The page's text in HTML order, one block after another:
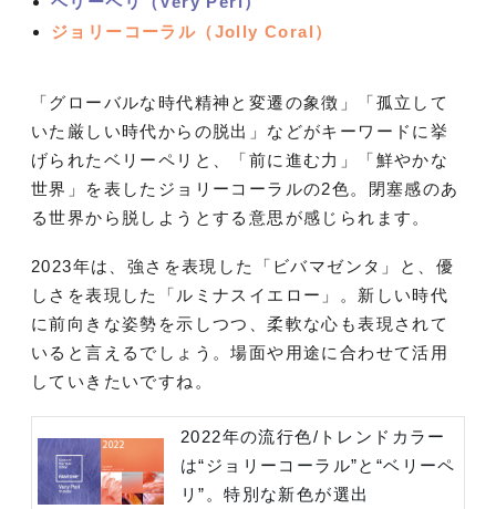
ジョリーコーラル（Jolly Coral）
「グローバルな時代精神と変遷の象徴」「孤立して
いた厳しい時代からの脱出」などがキーワードに挙
げられたベリーペリと、「前に進む力」「鮮やかな
世界」を表したジョリーコーラルの2色。閉塞感のあ
る世界から脱しようとする意思が感じられます。
2023年は、強さを表現した「ビバマゼンタ」と、優
しさを表現した「ルミナスイエロー」。新しい時代
に前向きな姿勢を示しつつ、柔軟な心も表現されて
いると言えるでしょう。場面や用途に合わせて活用
していきたいですね。
2022年の流行色/トレンドカラー
は“ジョリーコーラル”と“ベリーペ
リ”。特別な新色が選出